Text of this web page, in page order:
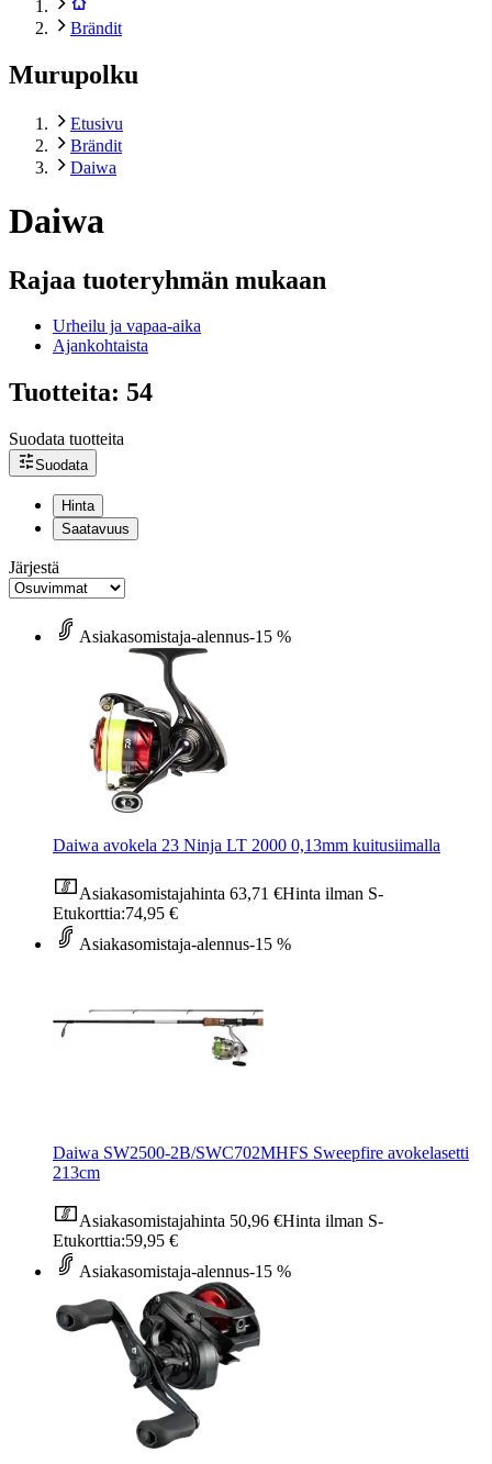
Brändit
Murupolku
Etusivu
Brändit
Daiwa
Daiwa
Rajaa tuoteryhmän mukaan
Urheilu ja vapaa-aika
Ajankohtaista
Tuotteita: 54
Suodata tuotteita
Suodata
Hinta
Saatavuus
Järjestä
Asiakasomistaja-alennus-15 %
Daiwa avokela 23 Ninja LT 2000 0,13mm kuitusiimalla
Asiakasomistajahinta 63,71 €Hinta ilman S-
Etukorttia:74,95 €
Asiakasomistaja-alennus-15 %
Daiwa SW2500-2B/SWC702MHFS Sweepfire avokelasetti
213cm
Asiakasomistajahinta 50,96 €Hinta ilman S-
Etukorttia:59,95 €
Asiakasomistaja-alennus-15 %